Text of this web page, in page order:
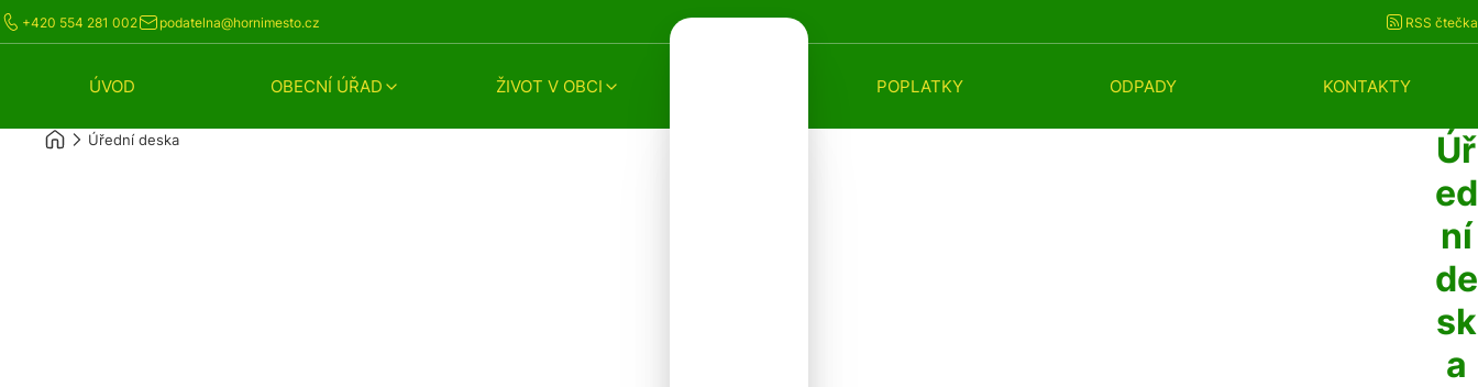
+420 554 281 002 podatelna@hornimesto.cz RSS čtečka
ÚVOD OBECNÍ ÚŘAD ŽIVOT V OBCI POPLATKY ODPADY KONTAKTY
Úřední deska
Úř
ed
ní
de
sk
a